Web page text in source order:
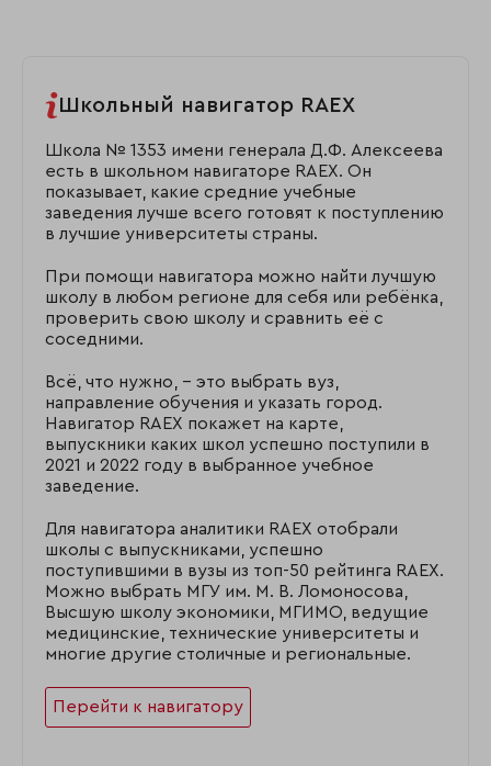
Школьный навигатор RAEX
Школа № 1353 имени генерала Д.Ф. Алексеева
есть в школьном навигаторе RAEX. Он
показывает, какие средние учебные
заведения лучше всего готовят к поступлению
в лучшие университеты страны.
При помощи навигатора можно найти лучшую
школу в любом регионе для себя или ребёнка,
проверить свою школу и сравнить её с
соседними.
Всё, что нужно, – это выбрать вуз,
направление обучения и указать город.
Навигатор RAEX покажет на карте,
выпускники каких школ успешно поступили в
2021 и 2022 году в выбранное учебное
заведение.
Для навигатора аналитики RAEX отобрали
школы с выпускниками, успешно
поступившими в вузы из топ-50 рейтинга RAEX.
Можно выбрать МГУ им. М. В. Ломоносова,
Высшую школу экономики, МГИМО, ведущие
медицинские, технические университеты и
многие другие столичные и региональные.
Перейти к навигатору